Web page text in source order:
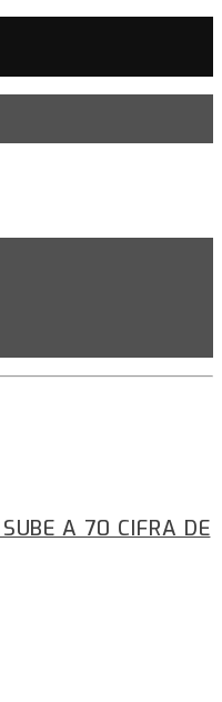
A 70 CIFRA DE